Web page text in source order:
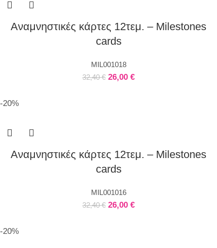
Αναμνηστικές κάρτες 12τεμ. – Milestones
cards
MIL001018
32,40€ 26,00 €
-20%
Αναμνηστικές κάρτες 12τεμ. – Milestones
cards
MIL001016
32,40€ 26,00 €
-20%